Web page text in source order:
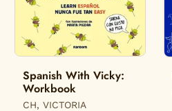
Spanish With Vicky:
Workbook
CH, VICTORIA